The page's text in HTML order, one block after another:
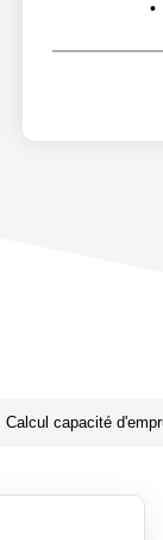
Calcul capacité